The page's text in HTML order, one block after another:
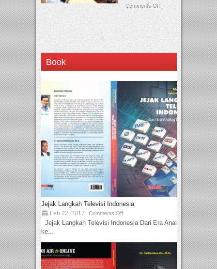
Comments Off
Book
Jejak Langkah Televisi Indonesia
Feb 22, 2017 Comments Off
Jejak Langkah Televisi Indonesia Dari Era Analog
ke...